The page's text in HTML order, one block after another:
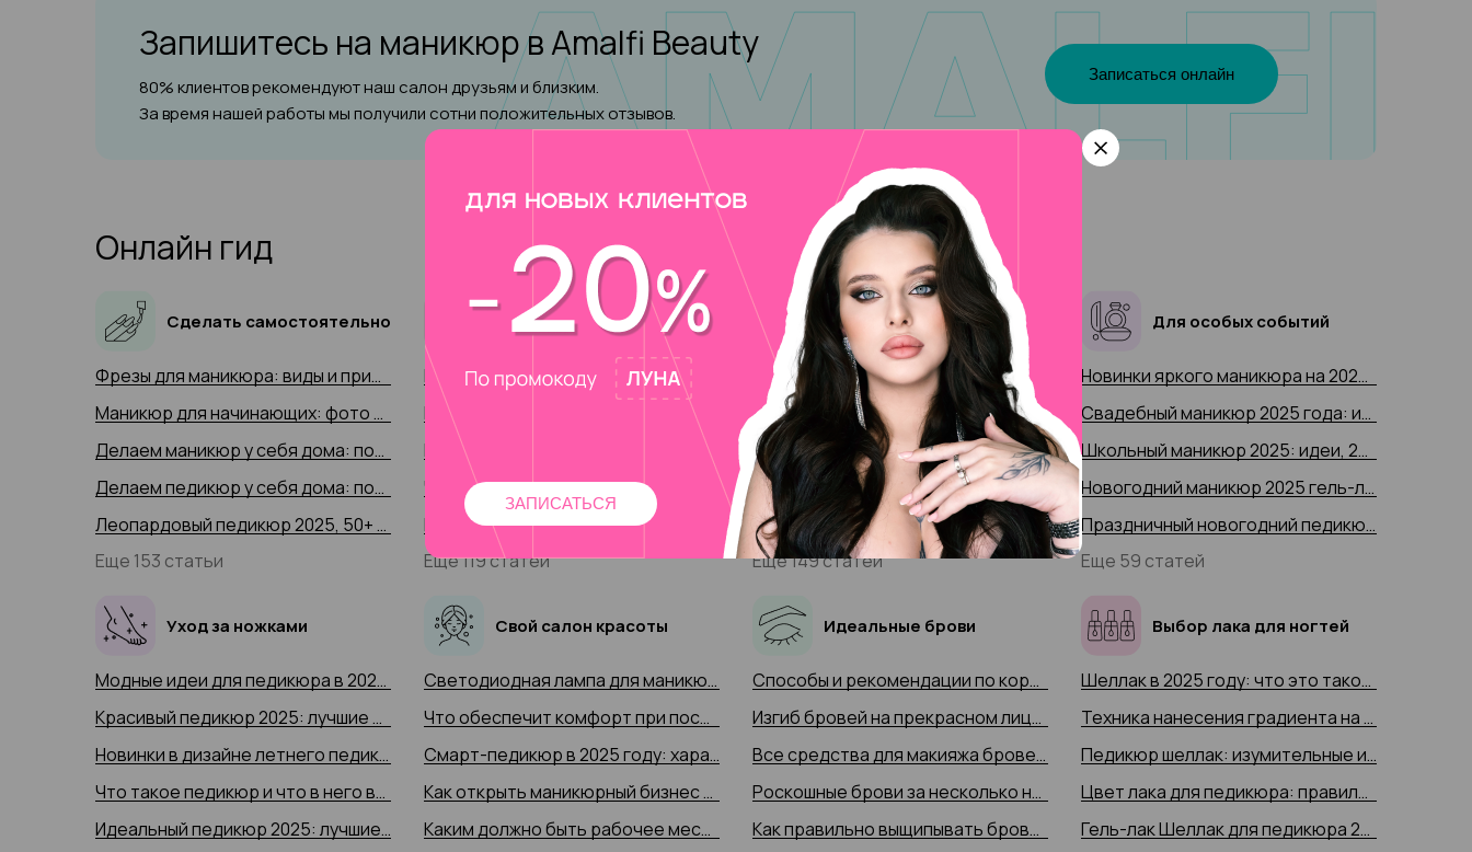
Запишитесь на маникюрв Amalfi Beauty
80% клиентов рекомендуют наш салон друзьям и близким.
За время нашей работы мы получили сотни положительных отзывов.
Записаться онлайн
Онлайн гид
Сделать самостоятельно
Фрезы для маникюра: виды и применение (фото 2025 и видео-примеры)
Маникюр для начинающих: фото и видео уроки 2025 года
Делаем маникюр у себя дома: пошаговая инструкция 2025 (+ видео)
Делаем педикюр у себя дома: пошаговая инструкция 2025 года с 50+ фото
Леопардовый педикюр 2025, 50+ фото
Еще 153 статьи
Определиться с цветом
Белый маникюр 2025 года: идеи дизайна, тренды и новинки, 200+ фото
Еще 119 статей
Главные тренды
Новинки яркого маникюра на 2025 год: для торжественных случаев и на каждый день, 200+ фото
Маникюр на короткие ногти 2025 года: лучшие идеи дизайна для коротких ногтей 200+ фото
Французский маникюр 2025 года: идеи дизайна, тренды и новинки, 200+ фото
Еще 149 статей
Для особых событий
Новинки яркого маникюра на 2025 год: для торжественных случаев и на каждый день, 200+ фото
Свадебный маникюр 2025 года: идеи дизайна, тренды и новинки, 200+ фото
Школьный маникюр 2025: идеи, 250 фото
Новогодний маникюр 2025 гель-лаком: новинки, (250+ фото)
Праздничный новогодний педикюр 2025 года: лучшие фото-идеи и новинки
Еще 59 статей
Уход за ножками
Модные идеи для педикюра в 2025 году: идеи, тренды, новинки, 200+ красивых фото
Красивый педикюр 2025: лучшие тренды, новинки и техники (+300 фото)
Новинки в дизайне летнего педикюра 2025: топ трендов педикюра на лето с фото-примерами
Что такое педикюр и что в него входит в 2025 году, с фото-примерами
Идеальный педикюр 2025: лучшие варианты и тренды дизайна с 50+ фото
Свой салон красоты
Светодиодная лампа для маникюра и педикюра 2025: тонкости выбора, 35+ фото-примеров
Что обеспечит комфорт при посещении мастера педикюра в 2025 году: виды мебели, инструменты и образцы работы профессионала, фото-идеи
Смарт-педикюр в 2025 году: характеристики, описание процедуры, фото
Как открыть маникюрный бизнес в 2025 году: подготовка и основные шаги
Каким должно быть рабочее место для педикюра в 2025 году, фото-примеры
Идеальные брови
Способы и рекомендации по коррекции бровей в 2025 году
Изгиб бровей на прекрасном лице: модные тренды 2025 года, рекомендации по подбору формы бровей, фото
Все средства для макияжа бровей 2025 года и техники нанесения с фото-примерами
Роскошные брови за несколько недель: актуальные советы 2025 года по быстрому отращиванию с фото-примерами
Как правильно выщипывать брови и сделать их еще красивее (с фото-примерами 2025 года)
Выбор лака для ногтей
Шеллак в 2025 году: что это такое и как наносить шеллак
Техника нанесения градиента на ногти в 2025 году
Педикюр шеллак: изумительные идеи и тренды 2025 года на 45 фото, особенности
Цвет лака для педикюра: правила выбора в 2025 году с 50+ фото
Гель-лак Шеллак для педикюра 2025: сохраняет здоровье ногтей и создаёт красивое покрытие, 50+ фото
ЗАПИСАТЬСЯ